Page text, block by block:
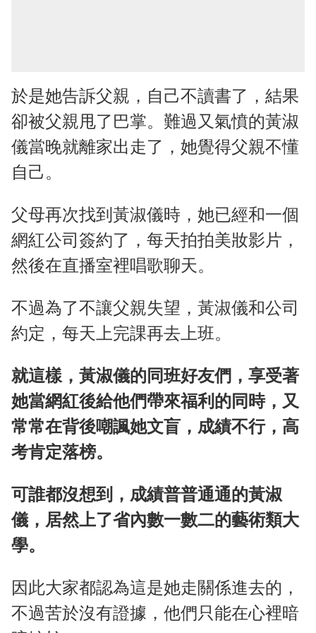
於是她告訴父親，自己不讀書了，結果
卻被父親甩了巴掌。難過又氣憤的黃淑
儀當晚就離家出走了，她覺得父親不懂
自己。
父母再次找到黃淑儀時，她已經和一個
網紅公司簽約了，每天拍拍美妝影片，
然後在直播室裡唱歌聊天。
不過為了不讓父親失望，黃淑儀和公司
約定，每天上完課再去上班。
就這樣，黃淑儀的同班好友們，享受著
她當網紅後給他們帶來福利的同時，又
常常在背後嘲諷她文盲，成績不行，高
考肯定落榜。
可誰都沒想到，成績普普通通的黃淑
儀，居然上了省內數一數二的藝術類大
學。
因此大家都認為這是她走關係進去的，
不過苦於沒有證據，他們只能在心裡暗